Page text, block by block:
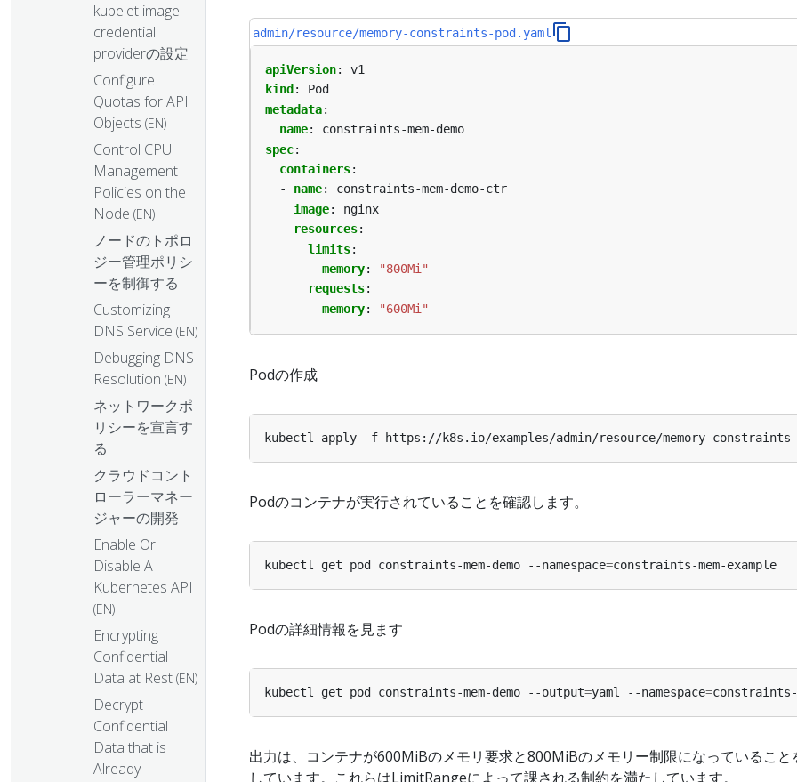
kubelet image
credential
providerの設定
Configure
Quotas for API
Objects (EN)
Control CPU
Management
Policies on the
Node (EN)
ノードのトポロ
ジー管理ポリシ
ーを制御する
Customizing
DNS Service (EN)
Debugging DNS
Resolution (EN)
ネットワークポ
リシーを宣言す
る
クラウドコント
ローラーマネー
ジャーの開発
Enable Or
Disable A
Kubernetes API
(EN)
Encrypting
Confidential
Data at Rest (EN)
Decrypt
Confidential
Data that is
Already
admin/resource/memory-constraints-pod.yaml
apiVersion:
v1
kind :
Pod
metadata:
name:
constraints-mem-demo
spec:
containers:
- name:
constraints-mem-demo-ctr
image:
nginx
resources:
limits:
memory:
"800Mi"
requests:
memory: "600Mi"
Podの作成
kubectl apply -f https://k8s.io/examples/admin/resource/memory-constraints-
Podのコンテナが実行されていることを確認します。
kubectl get pod constraints-mem-demo --namespace=
Podの詳細情報を見ます
kubectl get pod constraints-mem-demo --output=yaml --namespace=
出力は、コンテナが600MiBのメモリ要求と800MiBのメモリー制限になっていること
しています。これらはLimitRangeによって課される制約を満たしています。